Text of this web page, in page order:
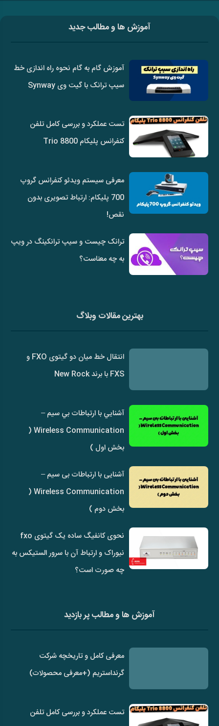
آموزش ها و مطالب جدید
آموزش گام به گام نحوه راه اندازی خط
سیپ ترانک با گیت وی Synway
تست عملکرد و بررسی کامل تلفن
کنفرانس پلیکام Trio 8800
معرفی سیستم ویدئو کنفرانس گروپ
700 پلیکام: ارتباط تصویری بدون
نقص!
ترانک چیست و سیپ ترانکینگ در ویپ
به چه معناست؟
بهترین مقالات وبلاگ
انتقال خط میان دو گیتوی FXO و
FXS با برند New Rock
آشنايي با ارتباطات بي سيم –
Wireless Communication (
بخش اول )
آشنایی با ارتباطات بی سیم –
Wireless Communication (
بخش دوم )
نحوی کانفیگ ساده یک گیتوی fxo
نیوراک و ارتباط آن با سرور الستیکس به
چه صورت است؟
آموزش ها و مطالب پر بازدید
معرفی کامل و تاریخچه شرکت
گرنداستریم (+معرفی محصولات)
تست عملکرد و بررسی کامل تلفن